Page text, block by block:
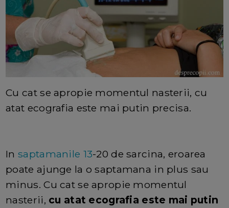
Cu cat se apropie momentul nasterii, cu
atat ecografia este mai putin precisa.
Insaptamanile 13-20 de sarcina, eroarea
poate ajunge la o saptamana in plus sau
minus. Cu cat se apropie momentul
nasterii, cu atat ecografia este mai putin